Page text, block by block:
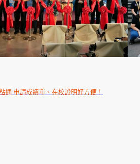
通 申請成績單、在校證明好方便！